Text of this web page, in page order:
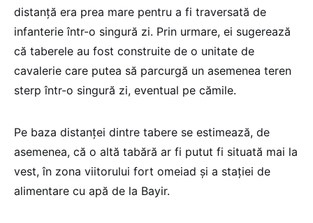
distanţă era prea mare pentru a fi traversată de
infanterie într-o singură zi. Prin urmare, ei sugerează
că taberele au fost construite de o unitate de
cavalerie care putea să parcurgă un asemenea teren
sterp într-o singură zi, eventual pe cămile.
Pe baza distanţei dintre tabere se estimează, de
asemenea, că o altă tabără ar fi putut fi situată mai la
vest, în zona viitorului fort omeiad şi a staţiei de
alimentare cu apă de la Bayir.